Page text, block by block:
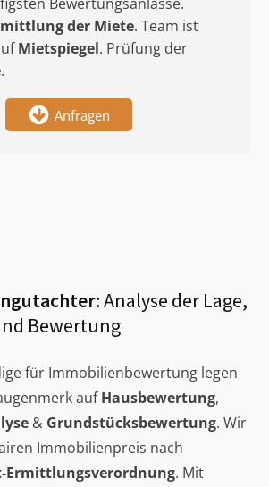
der Miete. Team ist
Mietspiegel. Prüfung der
.
Anfragen
Analyse der Lage,
Bewertung
für Immobilienbewertung legen
aufHausbewertung,
& Grundstücksbewertung. Wir
Immobilienpreis nach
Ermittlungsverordnung. Mit